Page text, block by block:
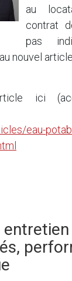
au
contrat
pas
nouvel
ici
eau-